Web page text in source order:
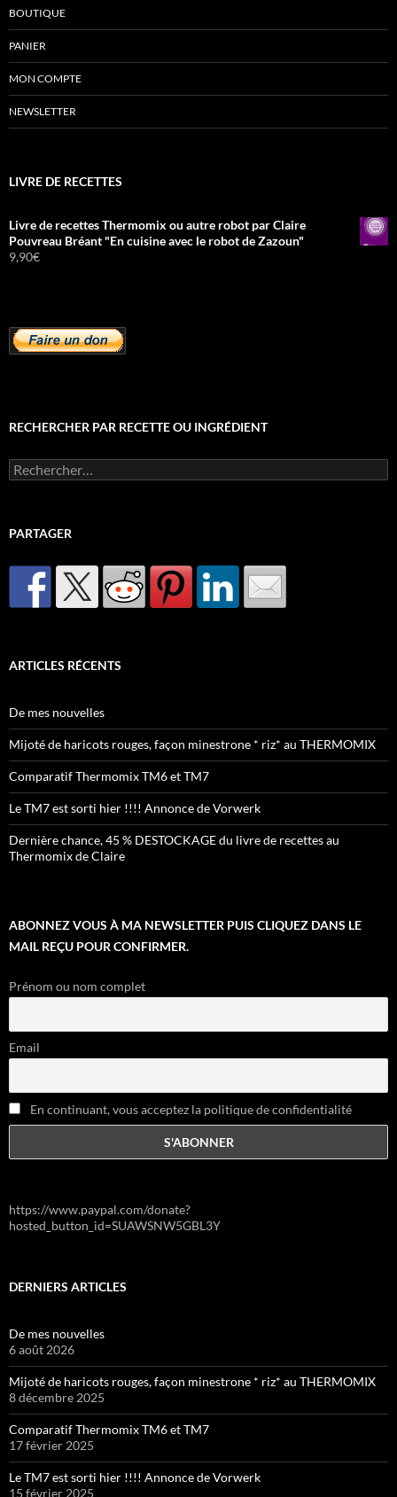
BOUTIQUE
PANIER
MON COMPTE
NEWSLETTER
LIVRE DE RECETTES
Livre de recettes Thermomix ou autre robot par Claire
Pouvreau Bréant "En cuisine avec le robot de Zazoun"
9,90€
RECHERCHER PAR RECETTE OU INGRÉDIENT
Rechercher :
PARTAGER
ARTICLES RÉCENTS
De mes nouvelles
Mijoté de haricots rouges, façon minestrone * riz* au THERMOMIX
Comparatif Thermomix TM6 et TM7
Le TM7 est sorti hier !!!! Annonce de Vorwerk
Dernière chance, 45 % DESTOCKAGE du livre de recettes au
Thermomix de Claire
ABONNEZ VOUS À MA NEWSLETTER PUIS CLIQUEZ DANS LE
MAIL REÇU POUR CONFIRMER.
Prénom ou nom complet
Email
En continuant, vous acceptez la politique de confidentialité
https://www.paypal.com/donate?
hosted_button_id=SUAWSNW5GBL3Y
DERNIERS ARTICLES
De mes nouvelles
6 août 2026
Mijoté de haricots rouges, façon minestrone * riz* au THERMOMIX
8 décembre 2025
Comparatif Thermomix TM6 et TM7
17 février 2025
Le TM7 est sorti hier !!!! Annonce de Vorwerk
15 février 2025